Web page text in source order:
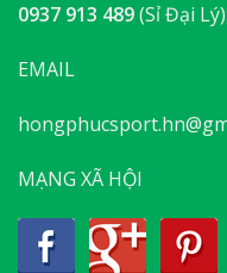
0937 913 489(Sỉ Đại Lý)
EMAIL
MẠNG XÃ HỘI